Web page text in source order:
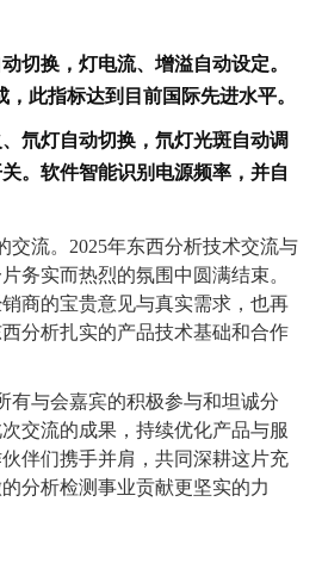
切换，灯电流、增溢自动设定。
，此指标达到目前国际先进水平。
氘灯自动切换，氘灯光斑自动调
。软件智能识别电源频率，并自
交流。2025年东西分析技术交流与
务实而热烈的氛围中圆满结束。
商的宝贵意见与真实需求，也再
分析扎实的产品技术基础和合作
有与会嘉宾的积极参与和坦诚分
交流的成果，持续优化产品与服
伴们携手并肩，共同深耕这片充
分析检测事业贡献更坚实的力